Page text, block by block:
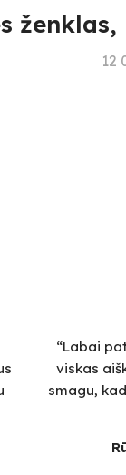
12
“Labai
viskas
smagu,